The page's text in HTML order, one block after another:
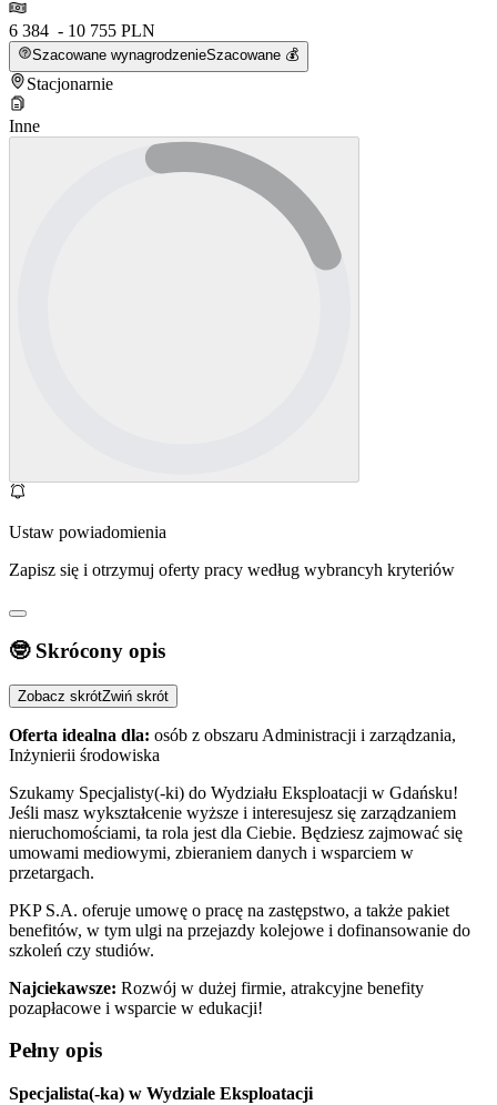
6 384 - 10 755 PLN
Szacowane wynagrodzenieSzacowane 💰
Stacjonarnie
Inne
Ustaw powiadomienia
Zapisz się i otrzymuj oferty pracy według wybrancyh kryteriów
🤓 Skrócony opis
Zobacz skrótZwiń skrót
Oferta idealna dla: osób z obszaru Administracji i zarządzania,
Inżynierii środowiska
Szukamy Specjalisty(-ki) do Wydziału Eksploatacji w Gdańsku!
Jeśli masz wykształcenie wyższe i interesujesz się zarządzaniem
nieruchomościami, ta rola jest dla Ciebie. Będziesz zajmować się
umowami mediowymi, zbieraniem danych i wsparciem w
przetargach.
PKP S.A. oferuje umowę o pracę na zastępstwo, a także pakiet
benefitów, w tym ulgi na przejazdy kolejowe i dofinansowanie do
szkoleń czy studiów.
Najciekawsze: Rozwój w dużej firmie, atrakcyjne benefity
pozapłacowe i wsparcie w edukacji!
Pełny opis
Specjalista(-ka) w Wydziale Eksploatacji